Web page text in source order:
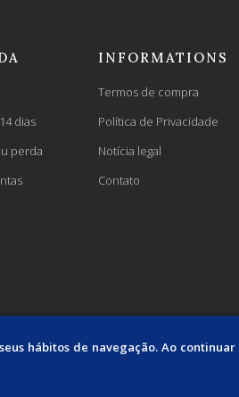
hábitos de navegação. Ao continuar
dias
perda
INFORMATIONS
Termos de compra
Política de Privacidade
Notícia legal
Contato